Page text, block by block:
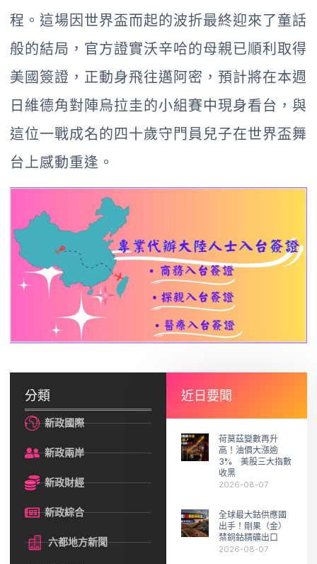
程。這場因世界盃而起的波折最終迎來了童話
般的結局，官方證實沃辛哈的母親已順利取得
美國簽證，正動身飛往邁阿密，預計將在本週
日維德角對陣烏拉圭的小組賽中現身看台，與
這位一戰成名的四十歲守門員兒子在世界盃舞
台上感動重逢。
分類
新政國際
新政兩岸
新政財經
新政綜合
六都地方新聞
近日要聞
荷莫茲變數再升
高！油價大漲逾
3% 美股三大指數
收黑
2026-08-07
全球最大鈷供應國
出手！剛果（金）
禁銅鈷精礦出口
2026-08-07